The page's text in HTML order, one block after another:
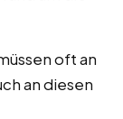
oft an
an diesen